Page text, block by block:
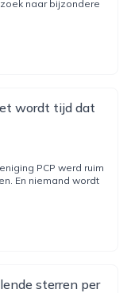
naar bijzondere
wordt tijd dat
PCP werd ruim
En niemand wordt
sterren per